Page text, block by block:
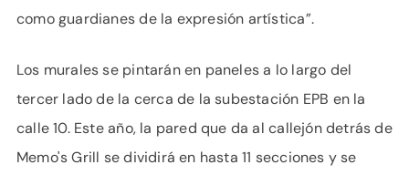
como guardianes de la expresión artística”.
Los murales se pintarán en paneles a lo largo del
tercer lado de la cerca de la subestación EPB en la
calle 10. Este año, la pared que da al callejón detrás de
Memo's Grill se dividirá en hasta 11 secciones y se